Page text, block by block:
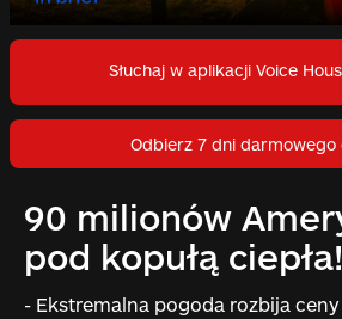
Słuchaj w aplikacji Voice
Odbierz 7 dni darmowego
90 milionów
pod kopułą ciepła!
- Ekstremalna pogoda rozbija